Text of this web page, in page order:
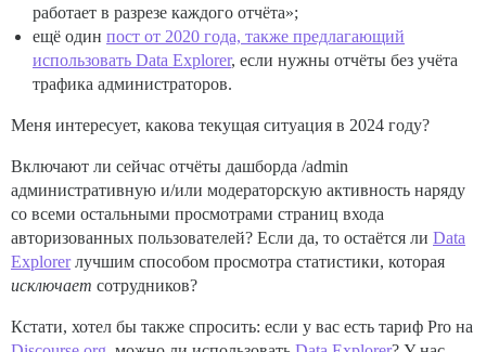
работает в разрезе каждого отчёта»;
ещё один пост от 2020 года, также предлагающий
использовать Data Explorer, если нужны отчёты без учёта
трафика администраторов.
Меня интересует, какова текущая ситуация в 2024 году?
Включают ли сейчас отчёты дашборда /admin
административную и/или модераторскую активность наряду
со всеми остальными просмотрами страниц входа
авторизованных пользователей? Если да, то остаётся ли Data
Explorerлучшим способом просмотра статистики, которая
исключает сотрудников?
Кстати, хотел бы также спросить: если у вас есть тариф Pro на